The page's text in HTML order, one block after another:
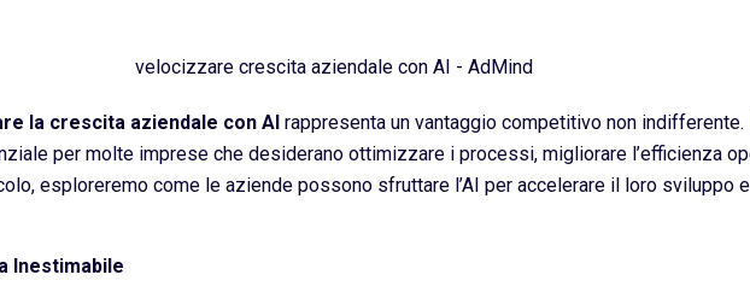
la crescita aziendale con AI rappresenta un vantaggio competitivo non
per molte imprese che desiderano ottimizzare i processi, migliorare l’efficienza
esploreremo come le aziende possono sfruttare l’AI per accelerare il loro sviluppo
Inestimabile